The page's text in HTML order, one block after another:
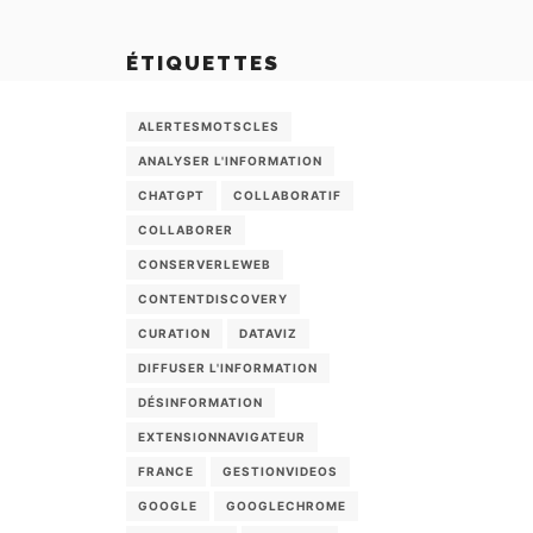
ÉTIQUETTES
ALERTESMOTSCLES
ANALYSER L'INFORMATION
CHATGPT COLLABORATIF
COLLABORER
CONSERVERLEWEB
CONTENTDISCOVERY
CURATION DATAVIZ
DIFFUSER L'INFORMATION
DÉSINFORMATION
EXTENSIONNAVIGATEUR
FRANCE GESTIONVIDEOS
GOOGLE GOOGLECHROME